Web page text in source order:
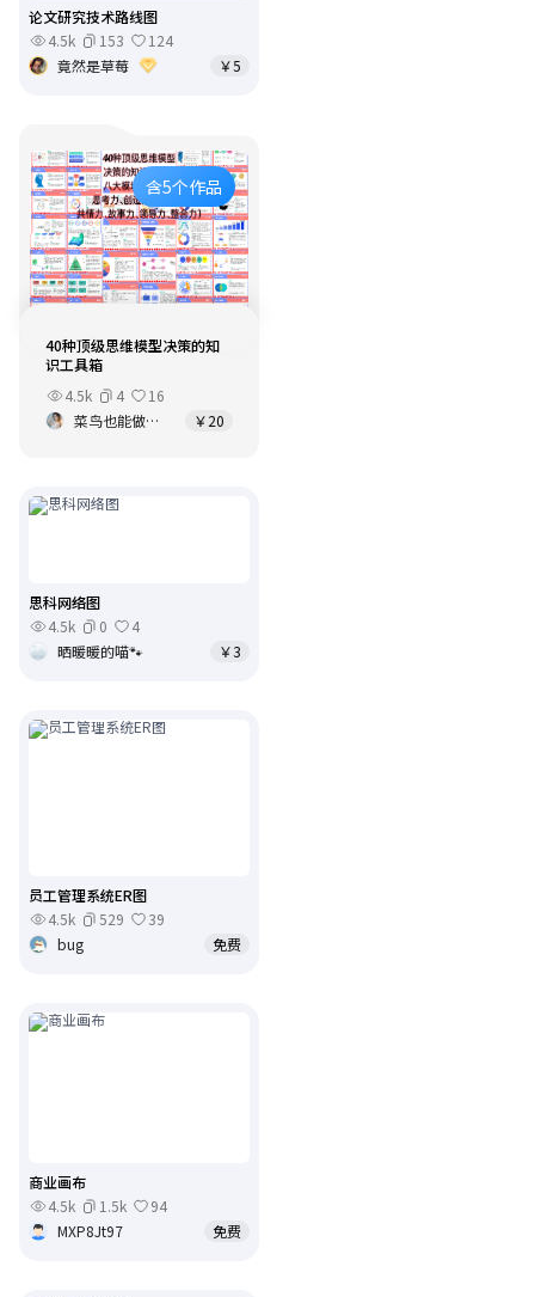
论文研究技术路线图
4.5k
153
124
竟然是草莓
￥5
含5个作品
40种顶级思维模型决策的知
识工具箱
4.5k
4
16
菜鸟也能做出不可思议的事
￥20
思科网络图
4.5k
0
4
晒暖暖的喵🐾
￥3
员工管理系统ER图
4.5k
529
39
bug
免费
商业画布
4.5k
1.5k
94
MXP8Jt97
免费